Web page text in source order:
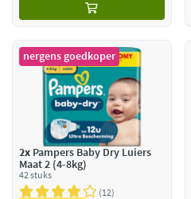
nergens goedkoper
2x Pampers Baby Dry Luiers
Maat 2 (4-8kg)
42 stuks
12